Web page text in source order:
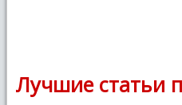
Лучшие статьи